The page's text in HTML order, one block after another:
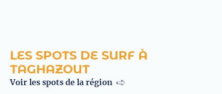
LES SPOTS DE SURF À
TAGHAZOUT
Voir les spots de la région